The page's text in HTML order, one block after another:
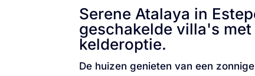
Serene Atalaya in
geschakelde villa's
kelderoptie.
De huizen genieten van een